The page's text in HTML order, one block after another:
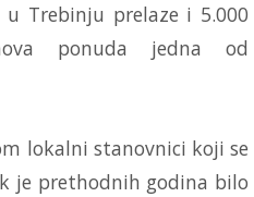
Trebinju prelaze i 5.000
ponuda jedna od
lokalni stanovnici koji se
je prethodnih godina bilo